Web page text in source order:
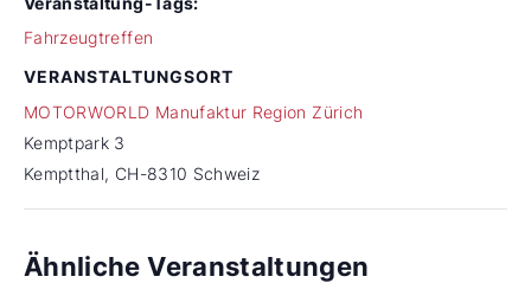
Fahrzeugtreffen
VERANSTALTUNGSORT
MOTORWORLD Manufaktur Region Zürich
Kemptpark 3
Kemptthal, CH-8310 Schweiz
Ähnliche Veranstaltungen